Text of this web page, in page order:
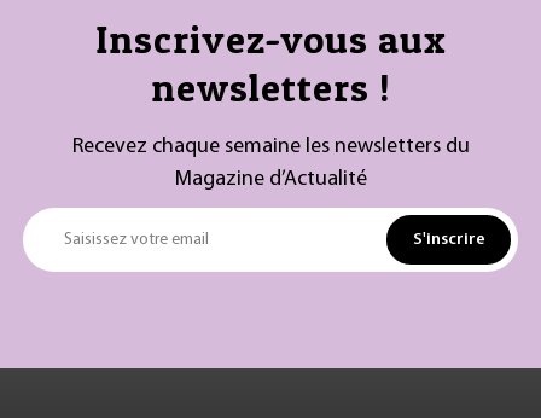
Inscrivez-vous aux
newsletters !
Recevez chaque semaine les newsletters du
Magazine d’Actualité
Saisissez votre email S'inscrire